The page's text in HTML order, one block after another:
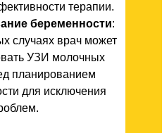
терапии.
беременности:
случаях врач может
УЗИ молочных
планированием
для исключения